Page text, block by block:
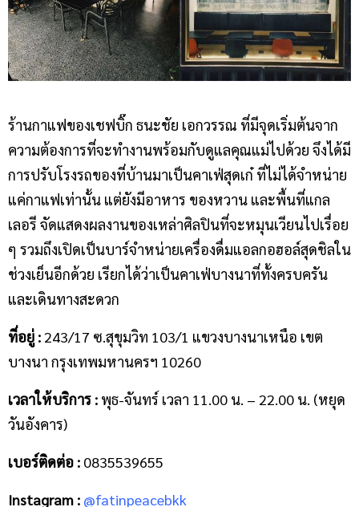
ร้านกาแฟของเชฟบิ๊ก ธนะชัย เอกวรรณ ที่มีจุดเริ่มต้นจาก
ความต้องการที่จะทำงานพร้อมกับดูแลคุณแม่ไปด้วย จึงได้มี
การปรับโรงรถของที่บ้านมาเป็นคาเฟ่สุดเก๋ ที่ไม่ได้จำหน่าย
แค่กาแฟเท่านั้น แต่ยังมีอาหาร ของหวาน และพื้นที่แกล
เลอรี จัดแสดงผลงานของเหล่าศิลปินที่จะหมุนเวียนไปเรื่อย
ๆ รวมถึงเปิดเป็นบาร์จำหน่ายเครื่องดื่มแอลกอฮอล์สุดชิลใน
ช่วงเย็นอีกด้วย เรียกได้ว่าเป็นคาเฟ่บางนาที่ทั้งครบครัน
และเดินทางสะดวก
ที่อยู่ :243/17 ซ.สุขุมวิท 103/1 แขวงบางนาเหนือ เขต
บางนา กรุงเทพมหานครฯ 10260
เวลาให้บริการ : พุธ-จันทร์ เวลา 11.00 น. – 22.00 น. (หยุด
วันอังคาร)
เบอร์ติดต่อ : 0835539655
Instagram : @fatinpeacebkk